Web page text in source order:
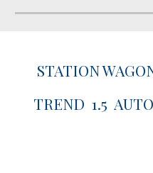
STATION
TREND 1.5